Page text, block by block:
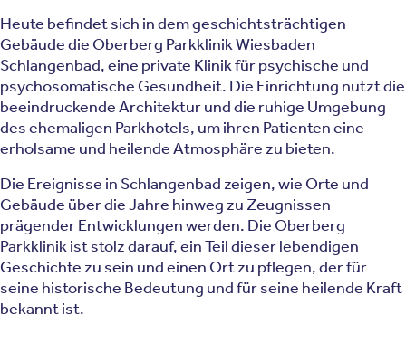
Heute befindet sich in dem geschichtsträchtigen
Gebäude die Oberberg Parkklinik Wiesbaden
Schlangenbad, eine private Klinik für psychische und
psychosomatische Gesundheit. Die Einrichtung nutzt die
beeindruckende Architektur und die ruhige Umgebung
des ehemaligen Parkhotels, um ihren Patienten eine
erholsame und heilende Atmosphäre zu bieten.
Die Ereignisse in Schlangenbad zeigen, wie Orte und
Gebäude über die Jahre hinweg zu Zeugnissen
prägender Entwicklungen werden. Die Oberberg
Parkklinik ist stolz darauf, ein Teil dieser lebendigen
Geschichte zu sein und einen Ort zu pflegen, der für
seine historische Bedeutung und für seine heilende Kraft
bekannt ist.